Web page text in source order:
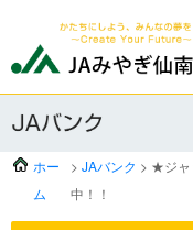
ホー
ム
> JAバンク > ★ジ
中！！